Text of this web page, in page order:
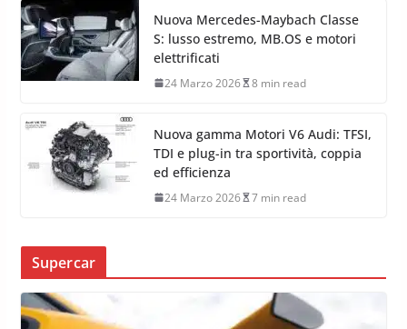
Nuova Mercedes-Maybach Classe
S: lusso estremo, MB.OS e motori
elettrificati
24 Marzo 2026 8 min read
Nuova gamma Motori V6 Audi: TFSI,
TDI e plug-in tra sportività, coppia
ed efficienza
24 Marzo 2026 7 min read
Supercar